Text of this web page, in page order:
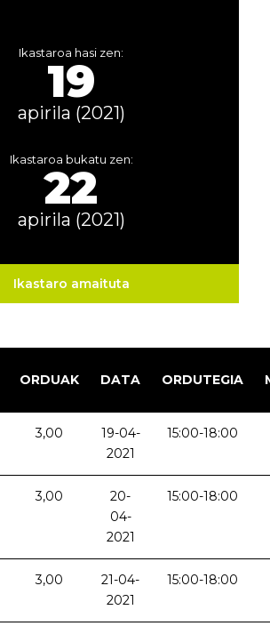
Ikastaroa hasi zen:
19
apirila (2021)
Ikastaroa bukatu zen:
22
apirila (2021)
Ikastaro amaituta
ORDUAK DATA ORDUTEGIA
3,00
19-04-
2021
15:00-18:00
3,00
20-
04-
2021
15:00-18:00
3,00
21-04-
2021
15:00-18:00